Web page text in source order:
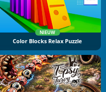
NIEUW
Color Blocks Relax Puzzle